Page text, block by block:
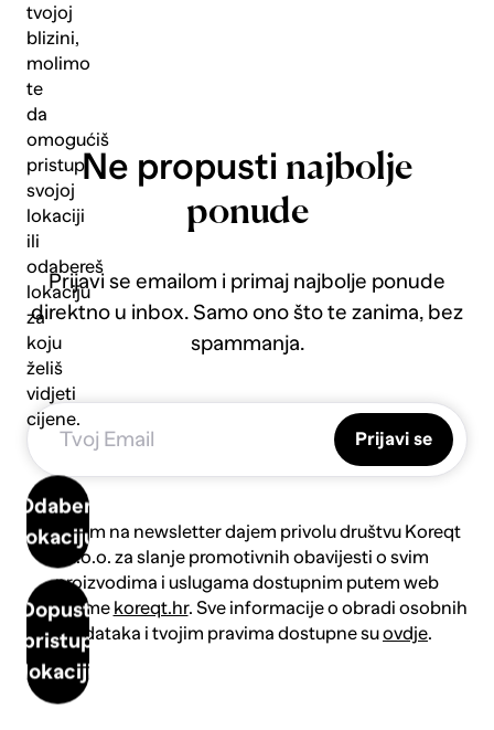
tvojoj
blizini,
molimo
te
da
omogućiš
pristup
svojoj
lokaciji
ili
odabereš
lokaciju
za
koju
želiš
vidjeti
cijene.
Odaberi
lokaciju
Dopusti
pristup
lokaciji
Ne propusti najbolje
ponude
Prijavi se emailom i primaj najbolje ponude
direktno u inbox. Samo ono što te zanima, bez
spammanja.
Prijavi se
Prijavom na newsletter dajem privolu društvu Koreqt
d.o.o. za slanje promotivnih obavijesti o svim
proizvodima i uslugama dostupnim putem web
platforme koreqt.hr. Sve informacije o obradi osobnih
podataka i tvojim pravima dostupne suovdje.